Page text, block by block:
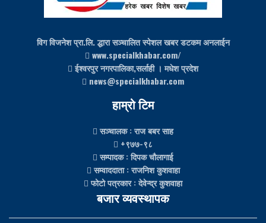
विग विजनेश प्रा.लि. द्धारा सञ्चालित स्पेशल खबर डटकम अनलाईन
www.specialkhabar.com/
ईश्‍वरपुर नगरपालिका,सर्लाही । मधेश प्रदेश
news@specialkhabar.com
हाम्रो टिम
सञ्चालक: राज बबर साह
+९७७-९८
सम्पादक: दिपक चौलागाई
सम्वाददाता: राजनिश कुशवाहा
फोटो पत्रकार: देवेन्द्र कुशवाहा
बजार व्यवस्थापक